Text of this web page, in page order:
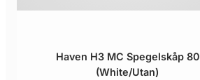
Haven H3 MC Spegelskåp 80
(White/Utan)